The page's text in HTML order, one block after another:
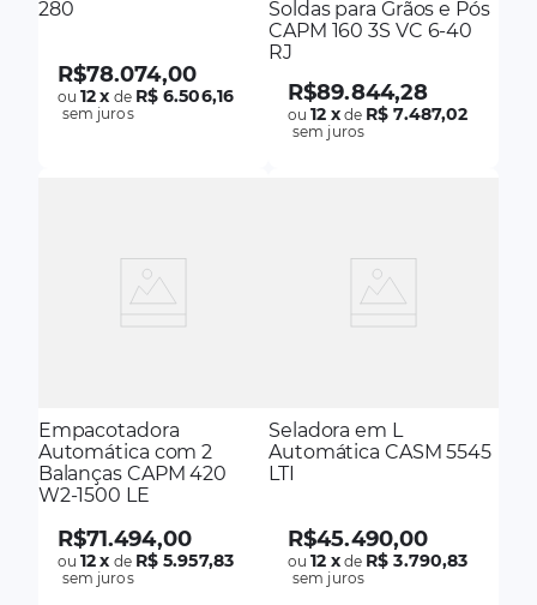
280
R$78.074,00
ou12x de R$ 6.506,16
sem juros
Soldas para Grãos e Pós
CAPM 160 3S VC 6-40
RJ
R$89.844,28
ou12 xde R$ 7.487,02
sem juros
Empacotadora
Automática com 2
Balanças CAPM 420
W2-1500 LE
R$71.494,00
ou12x de R$ 5.957,83
sem juros
Seladora em L
Automática CASM 5545
LTI
R$45.490,00
ou12 xde R$ 3.790,83
sem juros